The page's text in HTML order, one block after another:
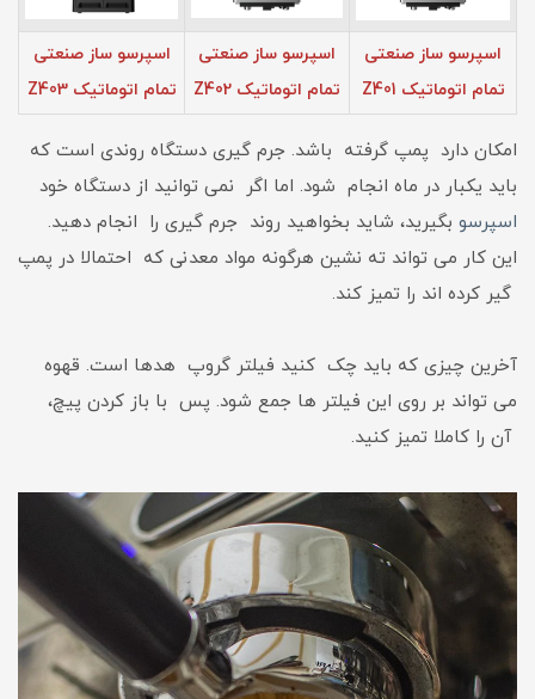
اسپرسو ساز صنعتی
تمام اتوماتیک Z401
اسپرسو ساز صنعتی
تمام اتوماتیک Z402
اسپرسو ساز صنعتی
تمام اتوماتیک Z403
امکان دارد پمپ گرفته باشد. جرم گیری دستگاه روندی است که
باید یکبار در ماه انجام شود. اما اگر نمی توانید از دستگاه خود
اسپرسو بگیرید، شاید بخواهید روند جرم گیری را انجام دهید.
این کار می تواند ته نشین هرگونه مواد معدنی که احتمالا در پمپ
گیر کرده اند را تمیز کند.
آخرین چیزی که باید چک کنید فیلتر گروپ هدها است. قهوه
می تواند بر روی این فیلتر ها جمع شود. پس با باز کردن پیچ،
آن را کاملا تمیز کنید.